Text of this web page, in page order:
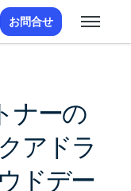
お問合せ
ナーの
アドラ
ドデー